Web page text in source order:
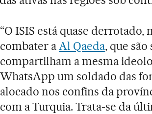
“O ISIS está quase derrotado,
combater aAl Qaeda, que
compartilham a mesma
WhatsApp um soldado das
alocado nos confins da
com a Turquia. Trata-se da